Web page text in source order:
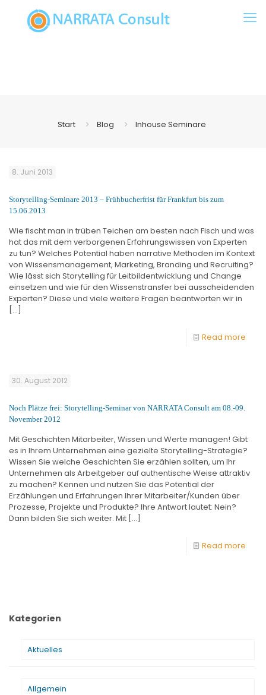
Start Blog Inhouse Seminare
8. Juni 2013
Storytelling-Seminare 2013 – Frühbucherfrist für Frankfurt bis zum
15.06.2013
Wie fischt man in trüben Teichen am besten nach Fisch und was
hat das mit dem verborgenen Erfahrungswissen von Experten
zu tun? Welches Potential haben narrative Methoden im Kontext
von Wissensmanagement, Marketing, Branding und Recruiting?
Wie lässt sich Storytelling für Leitbildentwicklung und Change
einsetzen und wie für den Wissenstransfer bei ausscheidenden
Experten? Diese und viele weitere Fragen beantworten wir in
[…]
Read more
30. August 2012
Noch Plätze frei: Storytelling-Seminar von NARRATA Consult am 08.-09.
November 2012
Mit Geschichten Mitarbeiter, Wissen und Werte managen! Gibt
es in Ihrem Unternehmen eine gezielte Storytelling-Strategie?
Wissen Sie welche Geschichten Sie erzählen sollten, um Ihr
Unternehmen als Arbeitgeber auf authentische Weise attraktiv
zu machen? Kennen und nutzen Sie das Potential der
Erzählungen und Erfahrungen Ihrer Mitarbeiter/Kunden über
Prozesse, Projekte und Produkte? Ihre Antwort lautet: Nein?
Dann bilden Sie sich weiter. Mit […]
Read more
Kategorien
Aktuelles
Allgemein